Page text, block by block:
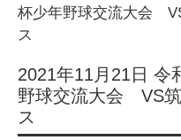
杯少年野球交流大会
ス
2021年11月21日 令
野球交流大会 VS
ス